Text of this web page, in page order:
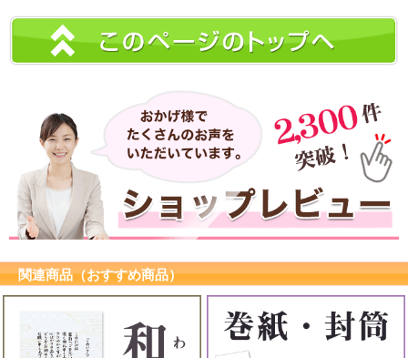
関連商品（おすすめ商品）